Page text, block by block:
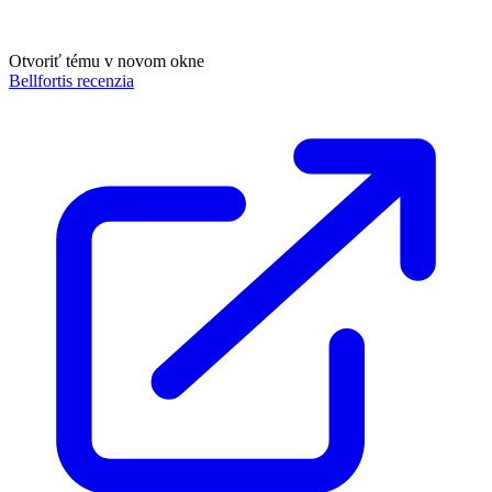
Otvoriť tému v novom okne
Bellfortis recenzia